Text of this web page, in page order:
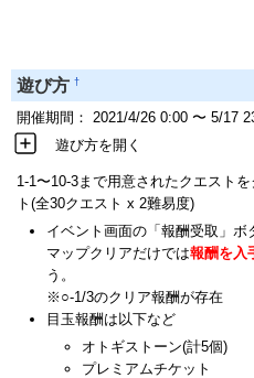
遊び方 †
開催期間： 2021/4/26 0:00 〜 5/17
遊び方を開く
1-1〜10-3まで用意されたクエスト
ト(全30クエスト x 2難易度)
イベント画面の「報酬受取」ボ
マップクリアだけでは報酬を入
う。
※○-1/3のクリア報酬が存在
目玉報酬は以下など
オトギストーン(計5個)
プレミアムチケット